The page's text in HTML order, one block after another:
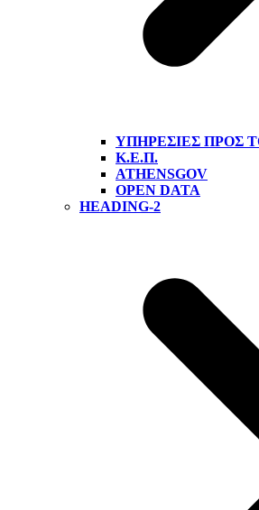
ΥΠΗΡΕΣΊΕΣ ΠΡΟΣ
Κ.Ε.Π.
ATHENSGOV
OPEN DATA
HEADING-2